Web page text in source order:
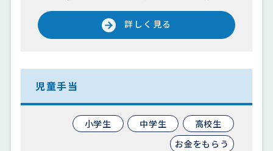
詳しく見る
児童手当
小学生 中学生
高校生
お金をもらう